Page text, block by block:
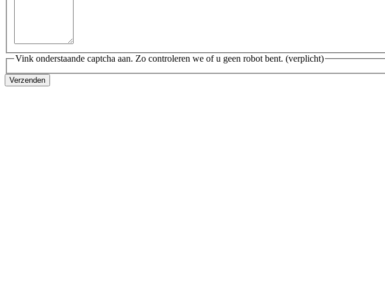
Vink onderstaande captcha aan. Zo controleren we of u geen robot bent. (verplicht)
Verzenden